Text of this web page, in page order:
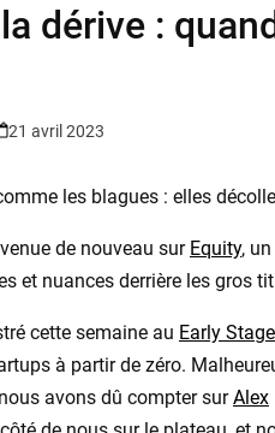
dérive :
21 avril 2023
les blagues : elles
de nouveau sur Equity,
et nuances derrière les gros
cette semaine au Early Stage
à partir de zéro.
avons dû compter surAlex